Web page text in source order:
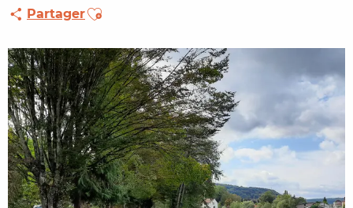
PartagerAjouter aux favoris